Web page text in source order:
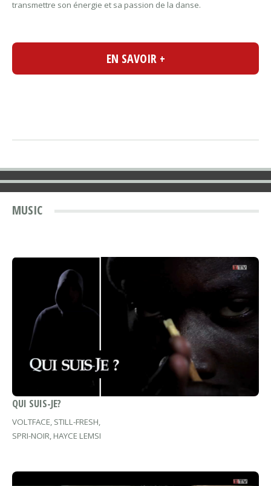
transmettre son énergie et sa passion de la danse.
EN SAVOIR +
MUSIC
QUI SUIS-JE?
VOLTFACE, STILL-FRESH,
SPRI-NOIR, HAYCE LEMSI